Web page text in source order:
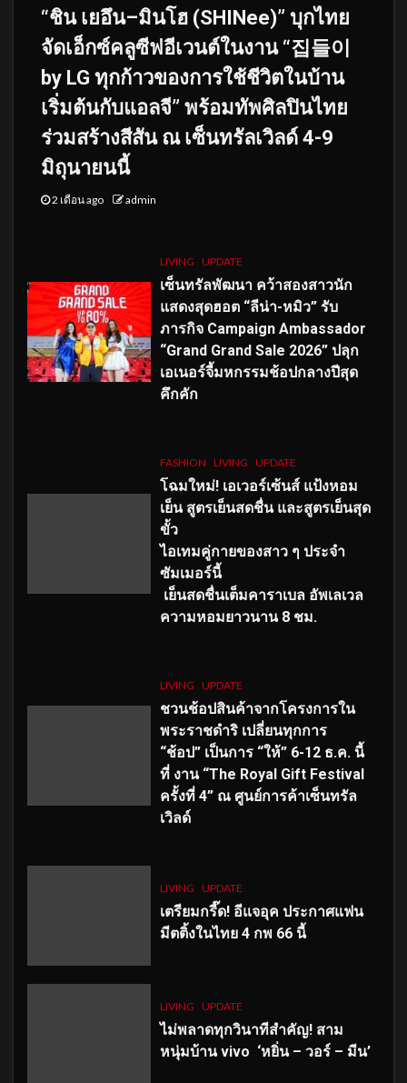
“ชิน เยอึน–มินโฮ (SHINee)” บุกไทย
จัดเอ็กซ์คลูซีฟอีเวนต์ในงาน “집들이
by LG ทุกก้าวของการใช้ชีวิตในบ้าน
เริ่มต้นกับแอลจี” พร้อมทัพศิลปินไทย
ร่วมสร้างสีสัน ณ เซ็นทรัลเวิลด์ 4-9
มิถุนายนนี้
2 เดือน ago admin
LIVING UPDATE
เซ็นทรัลพัฒนา คว้าสองสาวนัก
แสดงสุดฮอต “ลีน่า-หมิว” รับ
ภารกิจ Campaign Ambassador
“Grand Grand Sale 2026” ปลุก
เอเนอร์จี้มหกรรมช้อปกลางปีสุด
คึกคัก
FASHION LIVING UPDATE
โฉมใหม่! เอเวอร์เซ้นส์ แป้งหอม
เย็น สูตรเย็นสดชื่น และสูตรเย็นสุด
ขั้ว
ไอเทมคู่กายของสาว ๆ ประจำ
ซัมเมอร์นี้
เย็นสดชื่นเต็มคาราเบล อัพเลเวล
ความหอมยาวนาน 8 ชม.
LIVING UPDATE
ชวนช้อปสินค้าจากโครงการใน
พระราชดำริ เปลี่ยนทุกการ
“ช้อป” เป็นการ “ให้” 6-12 ธ.ค. นี้
ที่ งาน “The Royal Gift Festival
ครั้งที่ 4” ณ ศูนย์การค้าเซ็นทรัล
เวิลด์
LIVING UPDATE
เตรียมกรี๊ด! อีแจอุค ประกาศแฟน
มีตติ้งในไทย 4 กพ 66 นี้
LIVING UPDATE
ไม่พลาดทุกวินาทีสำคัญ! สาม
หนุ่มบ้าน vivo ‘หยิ่น – วอร์ – มีน’